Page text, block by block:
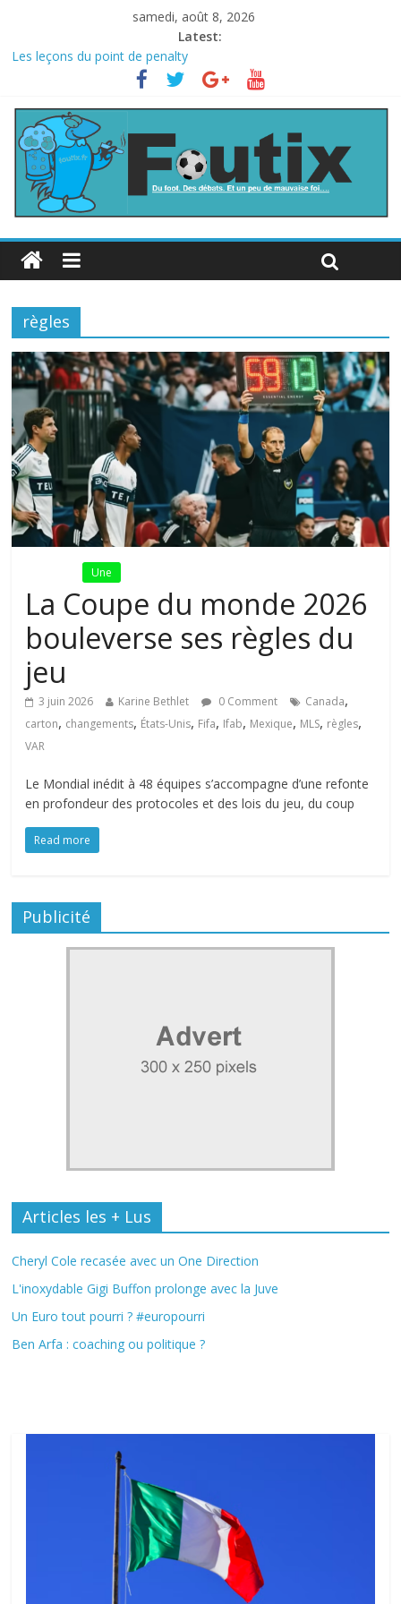
samedi, août 8, 2026
Latest:
Les leçons du point de penalty
Le football italien retombe dans le chaos
La FIFA veut vendre une part de la Coupe du monde à des fonds
privés, la planète football s’insurge
Les curiosités de la Coupe du monde
L’Inde et la Chine, trop mauvais au football ?
règles
Une
La Coupe du monde 2026
bouleverse ses règles du
jeu
3 juin 2026 Karine Bethlet 0 Comment Canada,
carton, changements, États-Unis, Fifa, Ifab, Mexique, MLS, règles,
VAR
Le Mondial inédit à 48 équipes s’accompagne d’une refonte
en profondeur des protocoles et des lois du jeu, du coup
Read more
Publicité
Articles les + Lus
Cheryl Cole recasée avec un One Direction
L'inoxydable Gigi Buffon prolonge avec la Juve
Un Euro tout pourri ? #europourri
Ben Arfa : coaching ou politique ?